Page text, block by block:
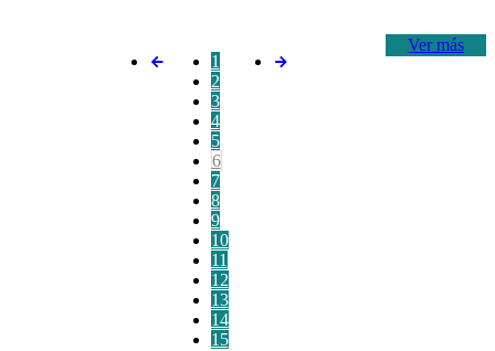
Ver más
1
2
3
4
5
6
7
8
9
10
11
12
13
14
15